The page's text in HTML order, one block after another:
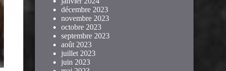
décembre 2023
novembre 2023
octobre 2023
septembre 2023
août 2023
juillet 2023
juin 2023